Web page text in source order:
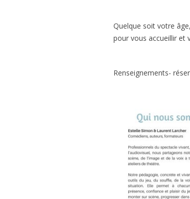
Quelque soit votre
pour vous accueillir et
Renseignements-